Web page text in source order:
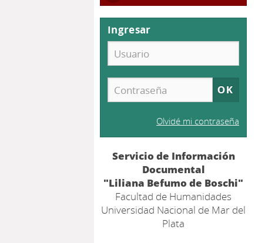
Ingresar
Olvidé mi contraseña
Servicio de Información
Documental
"Liliana Befumo de Boschi"
Facultad de Humanidades
Universidad Nacional de Mar del
Plata